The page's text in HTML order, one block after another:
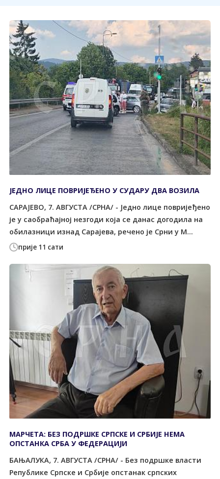
прије 11 сати
ЈЕДНО ЛИЦЕ ПОВРИЈЕЂЕНО У СУДАРУ ДВА ВОЗИЛА
САРАЈЕВО, 7. АВГУСТА /СРНА/ - Једно лице повријеђено
је у саобраћајној незгоди која се данас догодила на
обилазници изнад Сарајева, речено је Срни у М...
МАРЧЕТА: БЕЗ ПОДРШКЕ СРПСКЕ И СРБИЈЕ НЕМА
ОПСТАНКА СРБА У ФЕДЕРАЦИЈИ
БАЊАЛУКА, 7. АВГУСТА /СРНА/ - Без подршке власти
Републике Српске и Србије опстанак српских